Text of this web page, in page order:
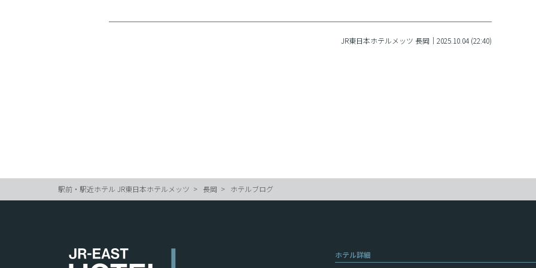
JR東日本ホテルメッツ 長岡｜2025.10.04 (22:40)
駅前・駅近ホテル JR東日本ホテルメッツ 長岡 ホテルブログ
ホテル詳細